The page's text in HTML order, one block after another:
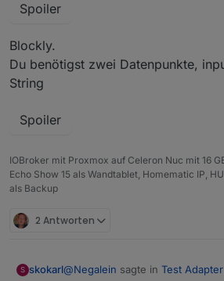
Spoiler
Blockly.
Du benötigst zwei Datenpunkte,
String
Spoiler
IOBroker mit Proxmox auf Celeron Nuc mit 16
Echo Show 15 als Wandtablet, Homematic IP,
als Backup
2 Antworten
S skokarl@Negalein sagte in Test